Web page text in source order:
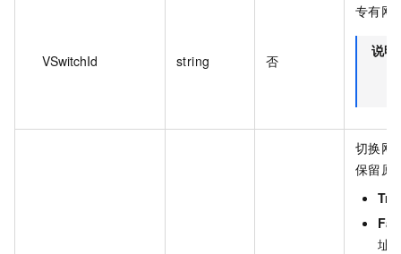
VSwitchId string 否
专有网
说明
切换网
保留原
址